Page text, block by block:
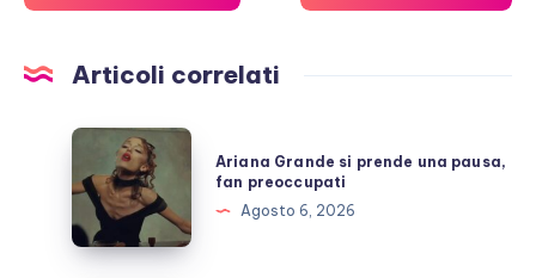
Articoli correlati
Ariana
Grande
si
prende
una
Ariana Grande si prende una pausa,
fan preoccupati
Agosto 6, 2026